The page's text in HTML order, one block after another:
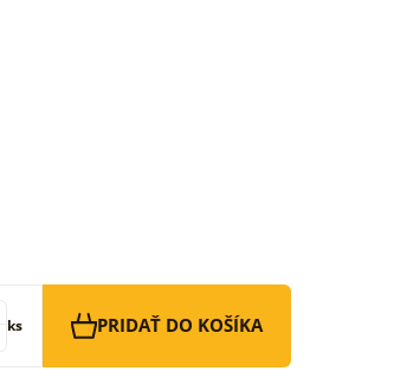
ks PRIDAŤ DO KOŠÍKA